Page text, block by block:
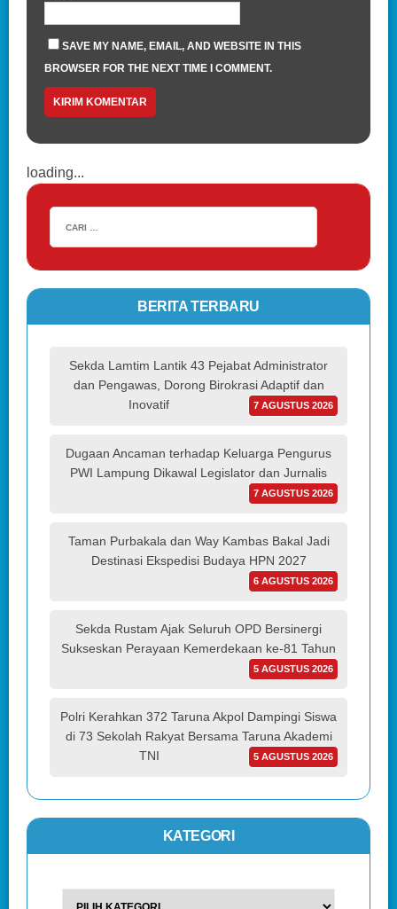
SAVE MY NAME, EMAIL, AND WEBSITE IN THIS
BROWSER FOR THE NEXT TIME I COMMENT.
loading...
BERITA TERBARU
Sekda Lamtim Lantik 43 Pejabat Administrator
dan Pengawas, Dorong Birokrasi Adaptif dan
Inovatif
7 AGUSTUS 2026
Dugaan Ancaman terhadap Keluarga Pengurus
PWI Lampung Dikawal Legislator dan Jurnalis
7 AGUSTUS 2026
Taman Purbakala dan Way Kambas Bakal Jadi
Destinasi Ekspedisi Budaya HPN 2027
6 AGUSTUS 2026
Sekda Rustam Ajak Seluruh OPD Bersinergi
Sukseskan Perayaan Kemerdekaan ke-81 Tahun
5 AGUSTUS 2026
Polri Kerahkan 372 Taruna Akpol Dampingi Siswa
di 73 Sekolah Rakyat Bersama Taruna Akademi
TNI
5 AGUSTUS 2026
KATEGORI